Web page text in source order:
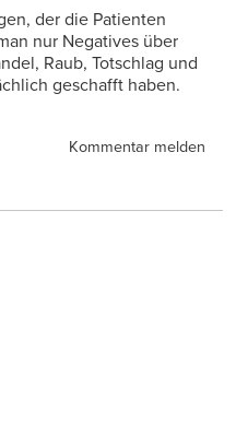
der die Patienten
nur Negatives über
Raub, Totschlag und
geschafft haben.
Kommentar melden